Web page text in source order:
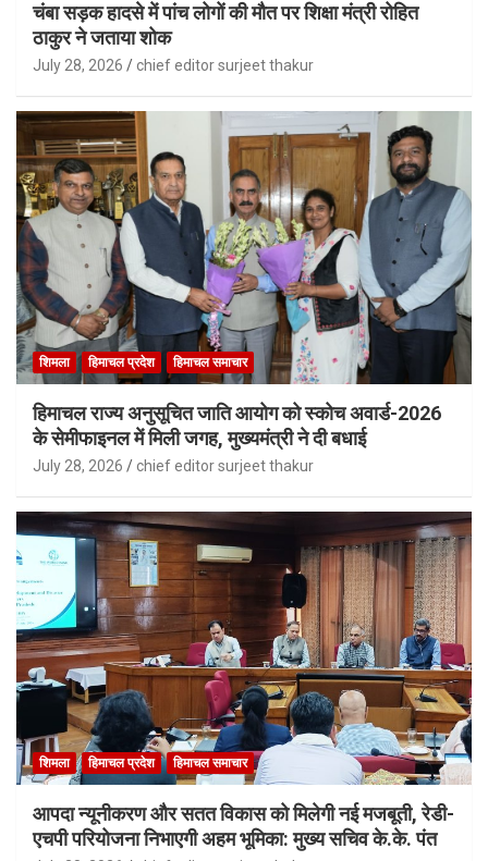
चंबा सड़क हादसे में पांच लोगों की मौत पर शिक्षा मंत्री रोहित
ठाकुर ने जताया शोक
July 28, 2026 chief editor surjeet thakur
शिमला हिमाचल प्रदेश हिमाचल समाचार
हिमाचल राज्य अनुसूचित जाति आयोग को स्कोच अवार्ड-2026
के सेमीफाइनल में मिली जगह, मुख्यमंत्री ने दी बधाई
July 28, 2026 chief editor surjeet thakur
शिमला हिमाचल प्रदेश हिमाचल समाचार
आपदा न्यूनीकरण और सतत विकास को मिलेगी नई मजबूती, रेडी-
एचपी परियोजना निभाएगी अहम भूमिका: मुख्य सचिव के.के. पंत